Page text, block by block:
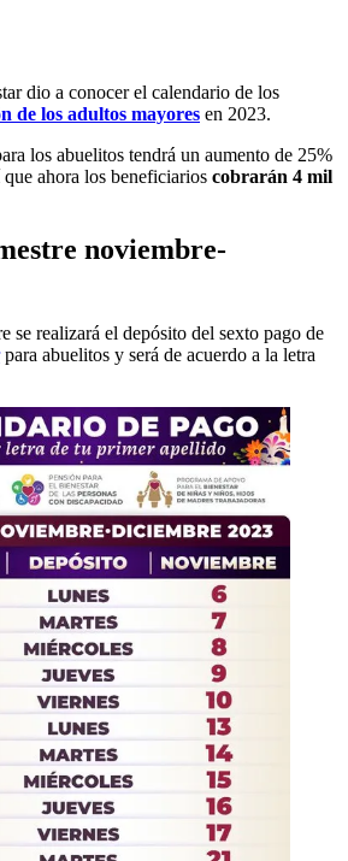
dio a conocer el calendario de los
de los adultos mayores en 2023.
los abuelitos tendrá un aumento de 25%
ahora los beneficiarios cobrarán 4 mil
noviembre-
se realizará el depósito del sexto pago de
para abuelitos y será de acuerdo a la letra